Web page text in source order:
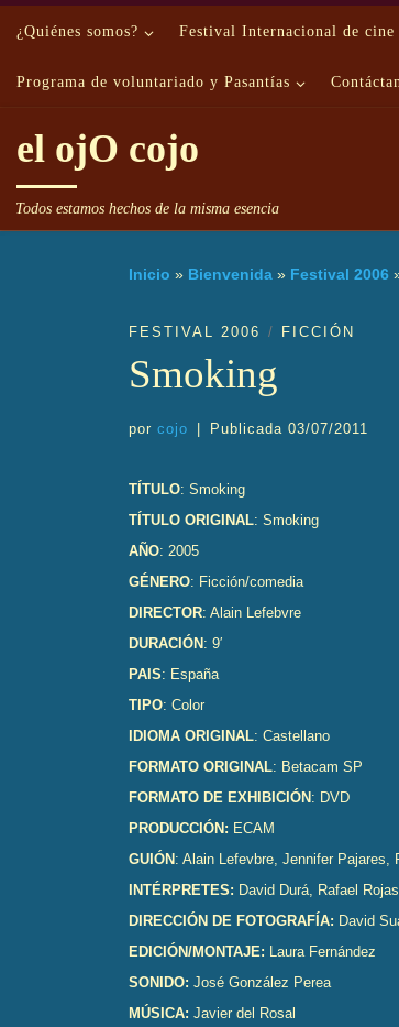
Saltar al contenido
¿Quiénes somos? Festival Internacional de
Programa de voluntariado y Pasantías
el ojO cojo
Todos estamos hechos de la misma esencia
Inicio » Bienvenida » Festival 2006
FESTIVAL 2006 FICCIÓN
Smoking
por cojo Publicada 03/07/2011
TÍTULO: Smoking
TÍTULO ORIGINAL: Smoking
AÑO: 2005
GÉNERO: Ficción/comedia
DIRECTOR: Alain Lefebvre
DURACIÓN : 9′
PAIS: España
TIPO: Color
IDIOMA ORIGINAL: Castellano
FORMATO ORIGINAL: Betacam SP
FORMATO DE EXHIBICIÓN : DVD
PRODUCCIÓN: ECAM
GUIÓN : Alain Lefevbre, Jennifer Pajares,
INTÉRPRETES: David Durá, Rafael
DIRECCIÓN DE FOTOGRAFÍA: David
EDICIÓN/MONTAJE: Laura Fernández
SONIDO: José González Perea
MÚSICA: Javier del Rosal